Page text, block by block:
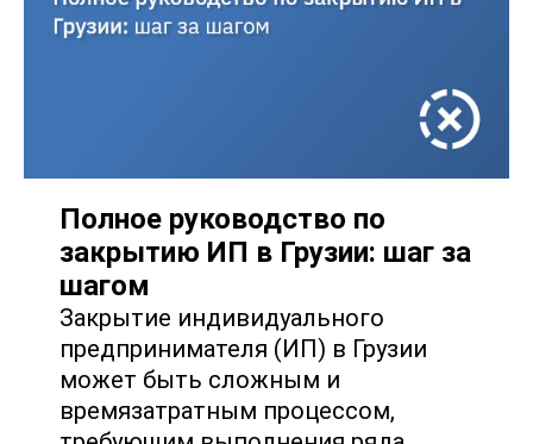
Полное руководство по
закрытию ИП в Грузии: шаг за
шагом
Закрытие индивидуального
предпринимателя (ИП) в Грузии
может быть сложным и
времязатратным процессом,